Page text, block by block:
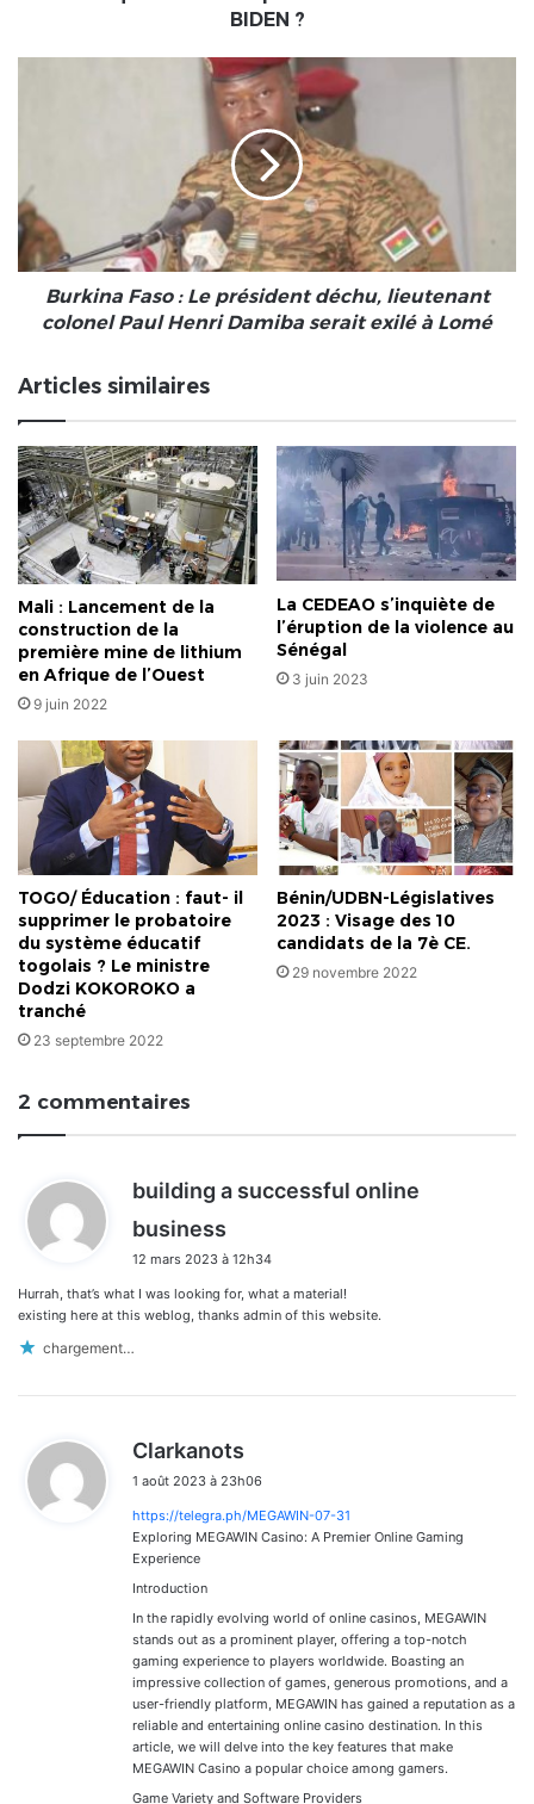
BIDEN ?
déchu,
lieutenant
colonel
Paul
Henri
Damiba
à
Lomé
Burkina Faso : Le président déchu, lieutenant
colonel Paul Henri Damiba serait exilé à Lomé
Articles similaires
Mali : Lancement de la
construction de la
première mine de lithium
en Afrique de l’Ouest
9 juin 2022
La CEDEAO s’inquiète de
l’éruption de la violence au
Sénégal
3 juin 2023
TOGO/ Éducation : faut- il
supprimer le probatoire
du système éducatif
togolais ? Le ministre
Dodzi KOKOROKO a
tranché
23 septembre 2022
Bénin/UDBN-Législatives
2023 : Visage des 10
candidats de la 7è CE.
29 novembre 2022
2 commentaires
building a successful online
business
t
:
12 mars 2023 à 12h34
Hurrah, that’s what I was looking for, what a material!
existing here at this weblog, thanks admin of this website.
chargement…
Clarkanots
t
:
1 août 2023 à 23h06
https://telegra.ph/MEGAWIN-07-31
Exploring MEGAWIN Casino: A Premier Online Gaming
Experience
Introduction
In the rapidly evolving world of online casinos, MEGAWIN
stands out as a prominent player, offering a top-notch
gaming experience to players worldwide. Boasting an
impressive collection of games, generous promotions, and a
user-friendly platform, MEGAWIN has gained a reputation as a
reliable and entertaining online casino destination. In this
article, we will delve into the key features that make
MEGAWIN Casino a popular choice among gamers.
Game Variety and Software Providers